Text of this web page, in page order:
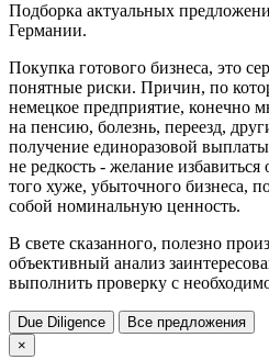
Подборка актуальных
Германии.
Покупка готового бизнеса, это
понятные риски. Причин, по
немецкое предприятие, конечно
на пенсию, болезнь, переезд,
получение единоразовой
не редкость - желание
того хуже, убыточного бизнеса,
собой номинальную ценность.
В свете сказанного, полезно
объективный анализ
выполнить проверку с
Due Diligence
Все предложения
×